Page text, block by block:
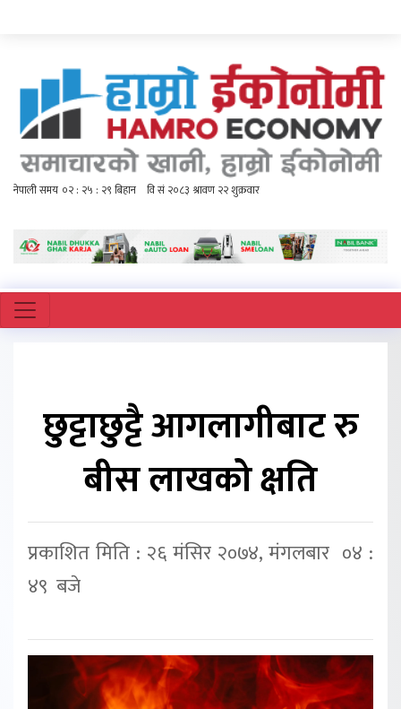
छुट्टाछुट्टै आगलागीबाट रु
बीस लाखको क्षति
प्रकाशित मिति : २६ मंसिर २०७४, मंगलबार ०४ :
४९ बजे